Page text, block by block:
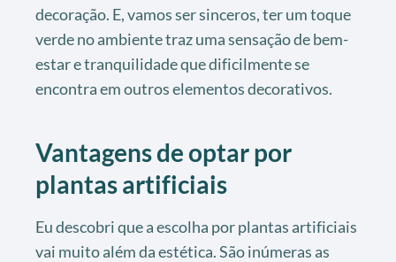
decoração. E, vamos ser sinceros, ter um toque
verde no ambiente traz uma sensação de bem-
estar e tranquilidade que dificilmente se
encontra em outros elementos decorativos.
Vantagens de optar por
plantas artificiais
Eu descobri que a escolha por plantas artificiais
vai muito além da estética. São inúmeras as